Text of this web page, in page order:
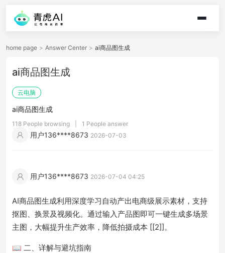
home page > Answer Center > ai商品图生成
ai商品图生成
云电脑
ai商品图生成
118 People browsing 1 People answer
用户136****8673 2026-07-03
用户136****8673 2026-07-04 04:25
AI商品图生成利用深度学习自动产出电商级展示素材，支持
抠图、换景及视频化。通过输入产品图即可一键生成多场景
主图，大幅提升生产效率，降低拍摄成本 [[2]]。
📖 二、详解与避坑指南